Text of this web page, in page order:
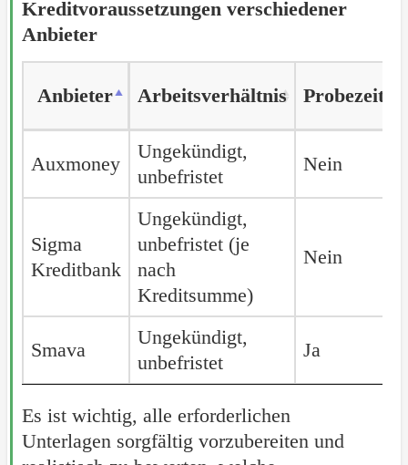
Kreditvoraussetzungen verschiedener
Anbieter
Anbieter Arbeitsverhältnis Probezeit
Arbeitsverhältnis
Auxmoney
Ungekündigt,
unbefristet
Nein
Sigma
Kreditbank
Ungekündigt,
unbefristet (je
nach
Kreditsumme)
Nein
Smava
Ungekündigt,
unbefristet
Ja
Anbieter
Auxmoney
Sigma
Kreditbank
Smava
Es ist wichtig, alle erforderlichen
Unterlagen sorgfältig vorzubereiten und